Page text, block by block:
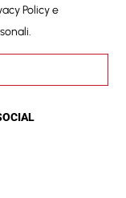
Policye